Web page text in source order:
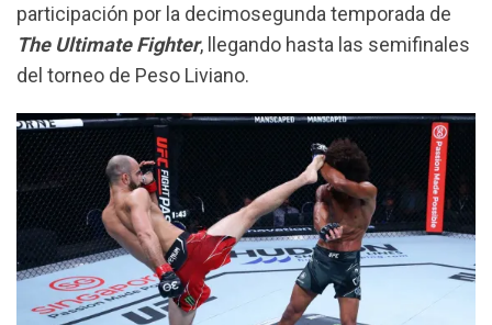
participación por la decimosegunda temporada de
The Ultimate Fighter, llegando hasta las semifinales
del torneo de Peso Liviano.